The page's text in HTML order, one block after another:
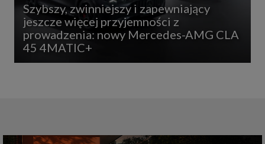
Szybszy, zwinniejszy i zapewniający
jeszcze więcej przyjemności z
prowadzenia: nowy Mercedes-AMG CLA
45 4MATIC+